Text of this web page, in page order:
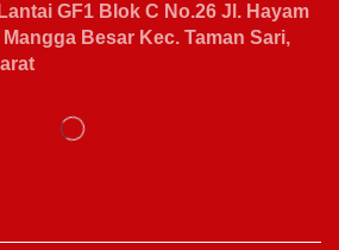
GF1 Blok C No.26 Jl. Hayam
Besar Kec. Taman Sari,